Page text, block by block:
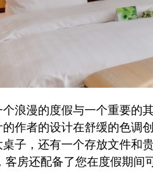
浪漫的度假与一个重要的
作者的设计在舒缓的色调
桌子，还有一个存放文件和
客房还配备了您在度假期间